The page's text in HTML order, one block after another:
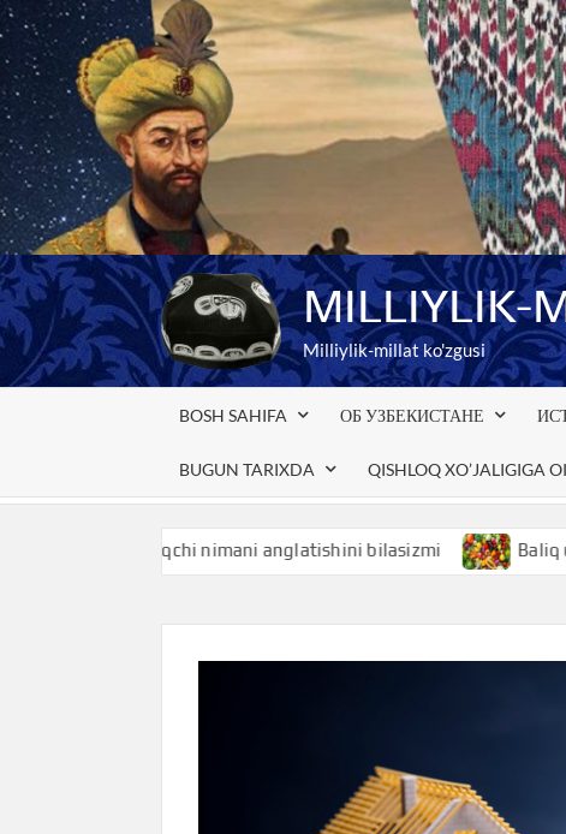
Skip
to
content
MILLIYLIK-
Milliylik-millat ko'zgusi
BOSH SAHIFA ОБ УЗБЕКИСТАНЕ
BUGUN TARIXDA QISHLOQ XO’JALIGIGA
Baliqchi nimani anglatishini bilasizmi Baliq uni